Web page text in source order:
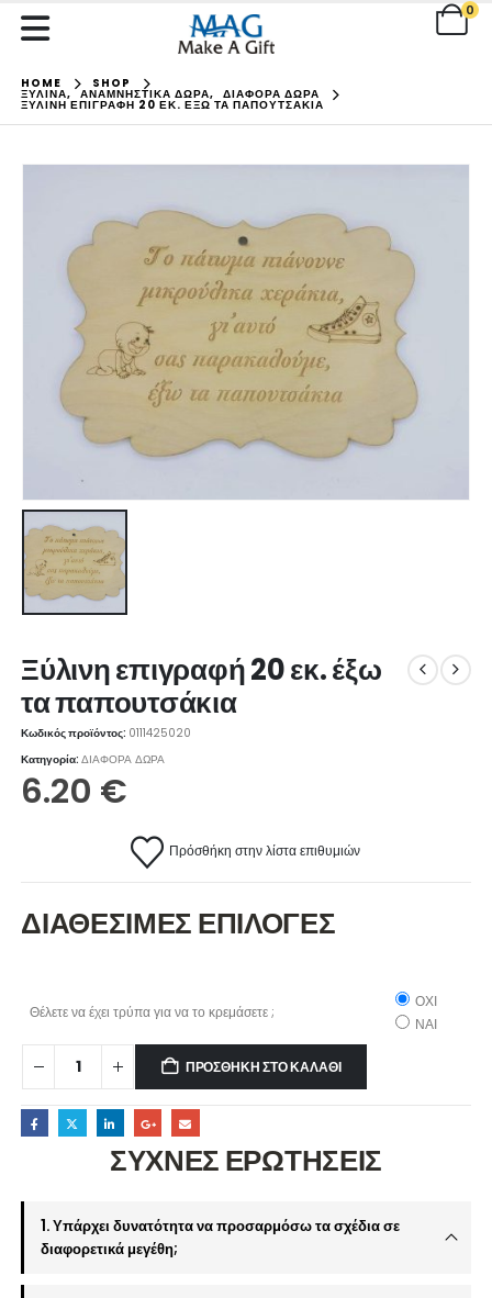
0
HOME SHOP
ΞΥΛΙΝΑ, ΑΝΑΜΝΗΣΤΙΚΑ ΔΩΡΑ, ΔΙΑΦΟΡΑ ΔΩΡΑ
ΞΎΛΙΝΗ ΕΠΙΓΡΑΦΉ 20 ΕΚ. ΈΞΩ ΤΑ ΠΑΠΟΥΤΣΆΚΙΑ
Ξύλινη επιγραφή 20 εκ. έξω
τα παπουτσάκια
Κωδικός προϊόντος: 0111425020
Κατηγορία:ΔΙΑΦΟΡΑ ΔΩΡΑ
6.20 €
Πρόσθήκη στην λίστα επιθυμιών
ΔΙΑΘΕΣΙΜΕΣ ΕΠΙΛΟΓΕΣ
Θέλετε να έχει τρύπα για να το κρεμάσετε ;
ΟΧΙ
ΝΑΙ
ΠΡΟΣΘΉΚΗ ΣΤΟ ΚΑΛΆΘΙ
ΣΥΧΝΕΣ ΕΡΩΤΗΣΕΙΣ
1. Υπάρχει δυνατότητα να προσαρμόσω τα σχέδια σε
διαφορετικά μεγέθη;